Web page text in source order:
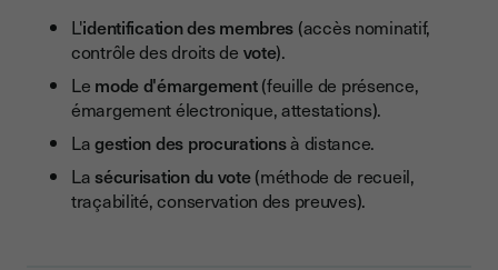
L'identification des membres (accès nominatif,
contrôle des droits de vote).
Le mode d'émargement(feuille de présence,
émargement électronique, attestations).
Lagestion des procurationsà distance.
Lasécurisation du vote(méthode de recueil,
traçabilité, conservation des preuves).